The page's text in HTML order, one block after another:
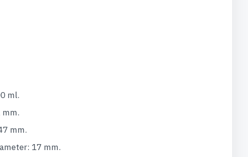
ml.
mm.
mm.
17 mm.